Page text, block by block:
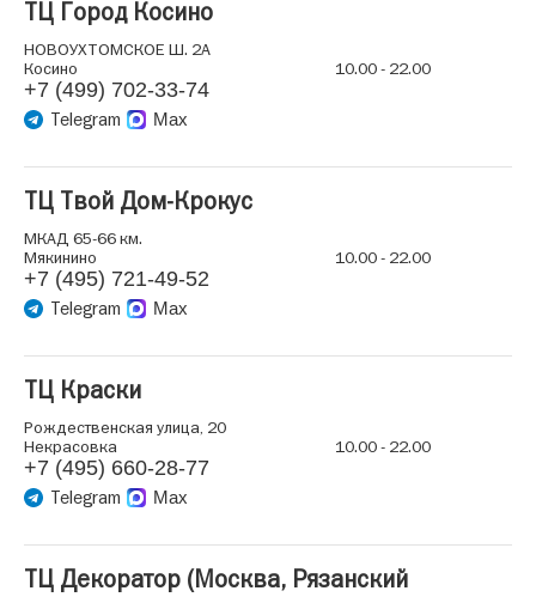
ТЦ Город Косино
НОВОУХТОМСКОЕ Ш. 2А
Косино
10.00 - 22.00
+7 (499) 702-33-74
Telegram Max
ТЦ Твой Дом-Крокус
МКАД 65-66 км.
Мякинино
10.00 - 22.00
+7 (495) 721-49-52
Telegram Max
ТЦ Краски
Рождественская улица, 20
Некрасовка
10.00 - 22.00
+7 (495) 660-28-77
Telegram Max
ТЦ Декоратор (Москва, Рязанский